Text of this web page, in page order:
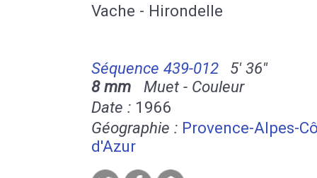
Vache - Hirondelle
Séquence 439-012
5' 36''
8 mm Muet - Couleur
Date : 1966
Géographie : Provence-Alpes-
d'Azur